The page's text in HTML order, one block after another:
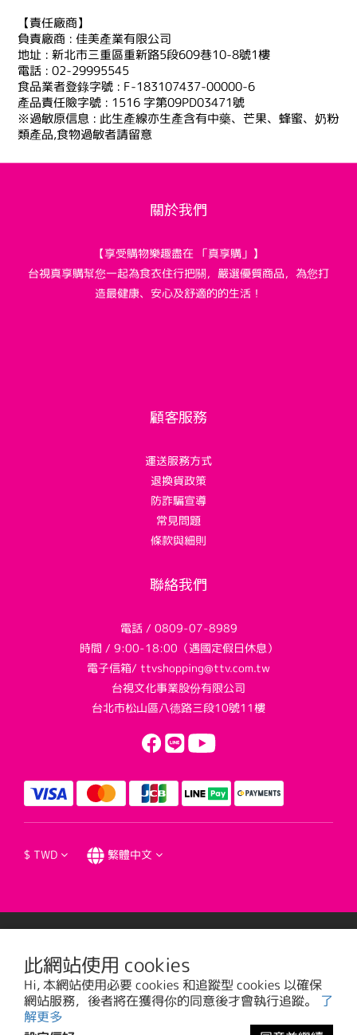
此網站使用 cookies
Hi, 本網站使用必要 cookies 和追蹤型 cookies 以確保
網站服務，後者將在獲得你的同意後才會執行追蹤。 了
解更多
【責任廠商】
負責廠商 : 佳美產業有限公司
地址 : 新北市三重區重新路5段609巷10-8號1樓
電話 : 02-29995545
食品業者登錄字號 : F-183107437-00000-6
產品責任險字號 : 1516 字第09PD03471號
※過敏原信息 : 此生產線亦生產含有中藥、芒果、蜂蜜、奶粉
類產品,食物過敏者請留意
關於我們
【享受購物樂趣盡在 「真享購」】
台視真享購幫您一起為食衣住行把關，嚴選優質商品，為您打
造最健康、安心及舒適的的生活！
顧客服務
運送服務方式
退換貨政策
防詐騙宣導
常見問題
條款與細則
聯絡我們
電話 / 0809-07-8989
時間 / 9:00-18:00（遇國定假日休息）
電子信箱/ ttvshopping@ttv.com.tw
台視文化事業股份有限公司
台北市松山區八德路三段10號11樓
$ TWD 繁體中文
台視文化事業股份有限公司版權所有 © 2016 TTV CULTURAL ENTERPRISE, LTD. All
Rights Reserved. | 統一編號: 20785373